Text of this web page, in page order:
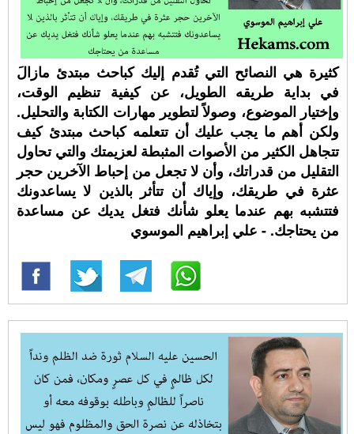
كثيرة هي النصائح التي تُقدم إليك كباحث مبتدئ مازالَ
في بداية طريقه الطويل، عن كيفية تنظيم الوقت،
وإختيار الموضوع، وصولاً لتطوير مهارات الكتابة والتحليل.
ولكن أهم ما يجب عليك أن تتعلمه كباحث مبتدئ كيف
تتجاهل الكثير من الأصوات المثبطة لعزيمتك والتي تحاول
التقليل من قدراتك، وأن لا تجعل من إحباط الآخرين حجر
عثرة في طريقك، وإياك أن تتأثر بالذين لا يساعدونك
فتتشبه بهم عندما يعلو شأنك فتغل يديك عن مساعدة
من يحتاجك. - علي إبراهيم الموسوي